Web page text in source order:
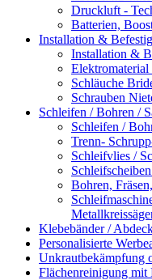
Druckluft -
Batterien,
Installation &
Installation &
Schläuche
Schrauben
Schleifen / Bohren /
Schleifen /
Trenn-
Schleifvlies /
Bohren,
Klebebänder /
Personalisierte
Unkrautbekämpfung
Flächenreinigung mit